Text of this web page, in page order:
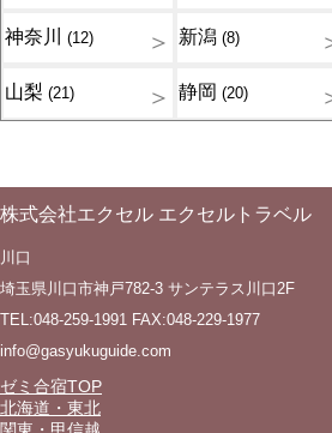
神奈川(12) 新潟(8)
山梨(21) 静岡(20)
株式会社エクセル エクセルトラベル
川口
埼玉県川口市神戸782-3 サンテラス川口2F
TEL:048-259-1991 FAX:048-229-1977
info@gasyukuguide.com
ゼミ合宿TOP
北海道・東北
関東・甲信越